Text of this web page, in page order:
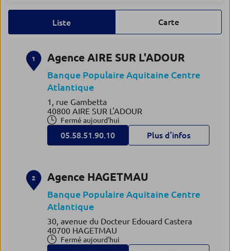
Liste Carte
1 Agence AIRE SUR L'ADOUR
Banque Populaire Aquitaine Centre
Atlantique
1, rue Gambetta
40800 AIRE SUR L'ADOUR
Fermé aujourd'hui
05.58.51.90.10 Plus d’infos
2 Agence HAGETMAU
Banque Populaire Aquitaine Centre
Atlantique
30, avenue du Docteur Edouard Castera
40700 HAGETMAU
Fermé aujourd'hui